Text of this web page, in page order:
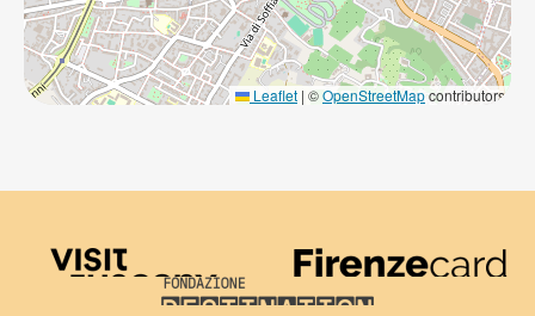
Leaflet | ©OpenStreetMapcontributors
Visit Tuscany
Firenze Card
Destination Florence